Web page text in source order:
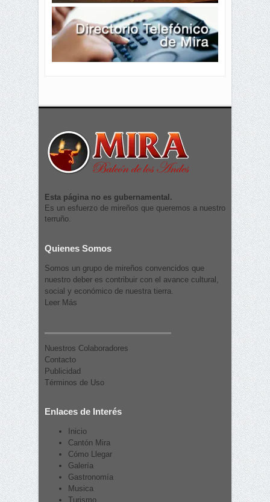
Esta página no es gubernamental.
Es un esfuerzo de mireños que queremos a nuestro
terruño.
Quienes Somos
Somos un grupo de mireños convencidos que
nuestro deber es contribuir con el avance cultural,
social y económico de nuestra tierra.
Leer Más
Nuestros Colaboradores
Contacto
Publicidad
Términos de Uso
Enlaces de Interés
Inicio
Cantón Mira
Cómo Llegar
Galería
Gastronomía
Musica
Turismo